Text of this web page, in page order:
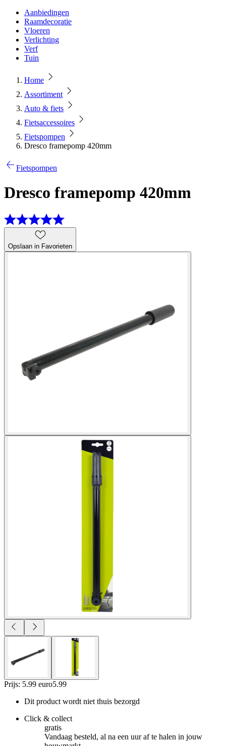
Aanbiedingen
Raamdecoratie
Vloeren
Verlichting
Verf
Tuin
Home
Assortiment
Auto & fiets
Fietsaccessoires
Fietspompen
Dresco framepomp 420mm
Fietspompen
Dresco framepomp 420mm
Opslaan in Favorieten
Prijs: 5.99 euro5.99
Dit product wordt niet thuis bezorgd
Click & collect
gratis
Vandaag besteld, al na een uur af te halen in jouw